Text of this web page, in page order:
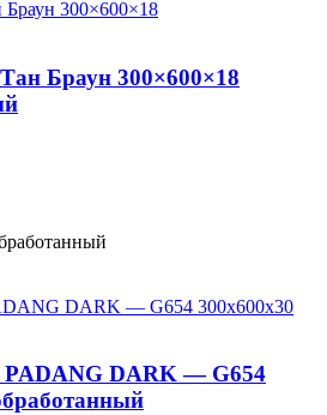
Браун 300×600×18
PADANG DARK — G654